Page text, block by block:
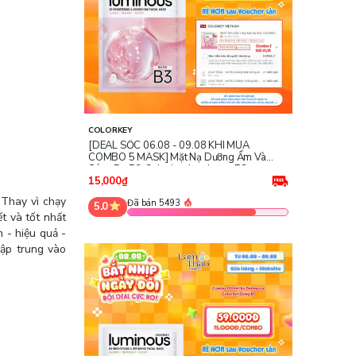
vì chạy
và tốt nhất
- hiệu quả -
trung vào
COLORKEY
[DEAL SỐC 06.08 - 09.08 KHI MUA
COMBO 5 MASK] Mặt Nạ Dưỡng Ẩm Và
Sáng Da B3 Colorkey Luminous B3
Brightening & Nourishing Facial Mask -
15,000₫
5.0
Đã bán 5493